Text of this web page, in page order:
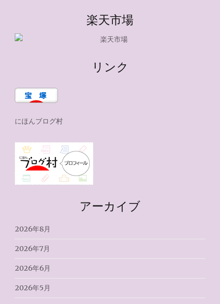
楽天市場
リンク
にほんブログ村
アーカイブ
2026年8月
2026年7月
2026年6月
2026年5月